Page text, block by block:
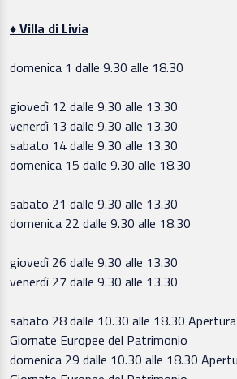
♦ Villa di Livia
domenica 1 dalle 9.30 alle 18.30
giovedì 12 dalle 9.30 alle 13.30
venerdì 13 dalle 9.30 alle 13.30
sabato 14 dalle 9.30 alle 13.30
domenica 15 dalle 9.30 alle 18.30
sabato 21 dalle 9.30 alle 13.30
domenica 22 dalle 9.30 alle 18.30
giovedì 26 dalle 9.30 alle 13.30
venerdì 27 dalle 9.30 alle 13.30
sabato 28 dalle 10.30 alle 18.30
Giornate Europee del Patrimonio
domenica 29 dalle 10.30 alle 18.30